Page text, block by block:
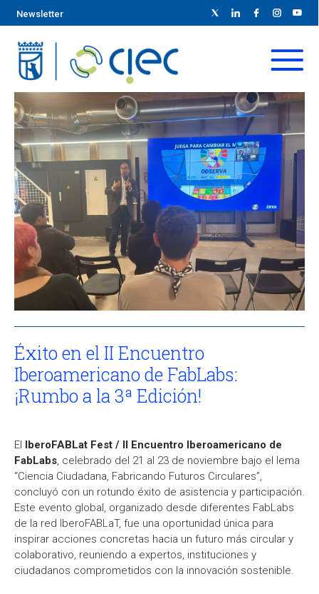
Newsletter
Éxito en el II Encuentro
Iberoamericano de FabLabs:
¡Rumbo a la 3ª Edición!
El IberoFABLat Fest / II Encuentro Iberoamericano de
FabLabs, celebrado del 21 al 23 de noviembre bajo el lema
“Ciencia Ciudadana, Fabricando Futuros Circulares”,
concluyó con un rotundo éxito de asistencia y participación.
Este evento global, organizado desde diferentes FabLabs
de la red IberoFABLaT, fue una oportunidad única para
inspirar acciones concretas hacia un futuro más circular y
colaborativo, reuniendo a expertos, instituciones y
ciudadanos comprometidos con la innovación sostenible.